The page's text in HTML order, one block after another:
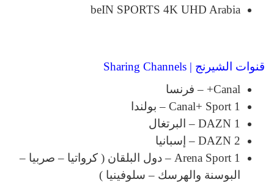
beIN SPORTS 4K UHD Arabia
قنوات الشيرنج | Sharing Channels
Canal+ – فرنسا
Canal+ Sport 1 – بولندا
DAZN 1 – البرتغال
DAZN 2 – إسبانيا
Arena Sport 1 – دول البلقان ( كرواتيا – صربيا –
البوسنة والهرسك – سلوفينيا )